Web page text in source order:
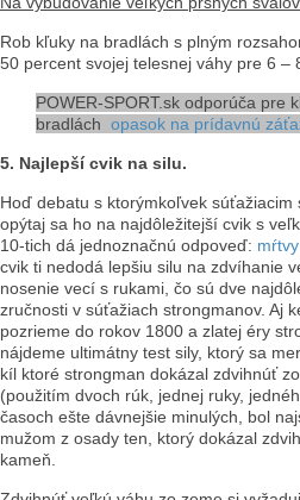
Rob kľuky na bradlách s plným
50 percent svojej telesnej váhy pre 6 –
POWER-SPORT.sk odporúča pre
bradlách opasok na prídavnú
5. Najlepší cvik na silu.
Hoď debatu s ktorýmkoľvek súťažiacim
opýtaj sa ho na najdôležitejší cvik s
10-tich dá jednoznačnú odpoveď:
cvik ti nedodá lepšiu silu na zdvíhanie
nosenie vecí s rukami, čo sú dve
zručnosti v súťažiach strongmanov. Aj
pozrieme do rokov 1800 a zlatej éry
nájdeme ultimátny test sily, ktorý sa
kíl ktoré strongman dokázal zdvihnúť
(použitím dvoch rúk, jednej ruky,
časoch ešte dávnejšie minulých, bol
mužom z osady ten, ktorý dokázal
kameň.